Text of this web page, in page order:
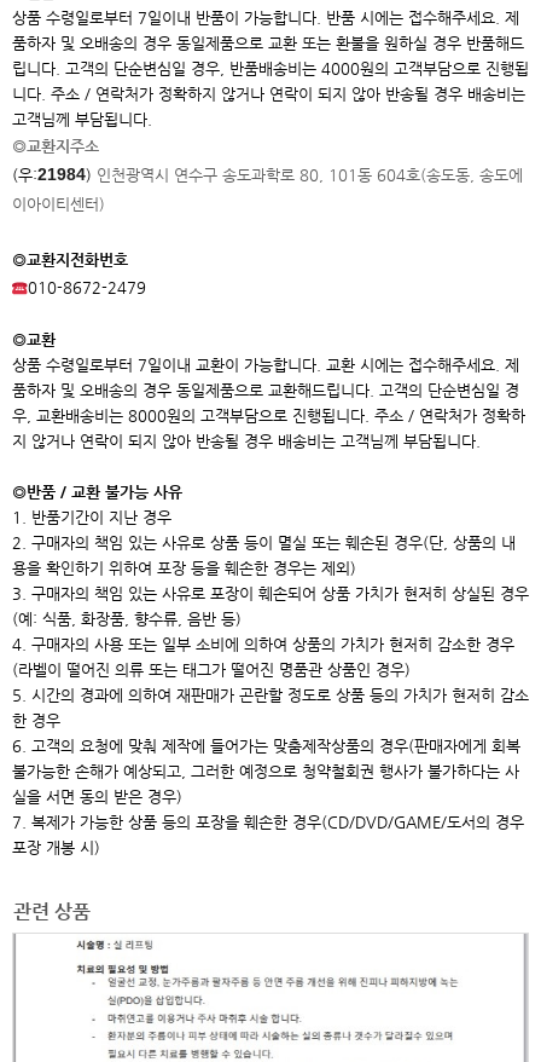
상품 수령일로부터 7일이내 반품이 가능합니다. 반품 시에는 접수해주세요. 제
품하자 및 오배송의 경우 동일제품으로 교환 또는 환불을 원하실 경우 반품해드
립니다. 고객의 단순변심일 경우, 반품배송비는 4000원의 고객부담으로 진행됩
니다. 주소 / 연락처가 정확하지 않거나 연락이 되지 않아 반송될 경우 배송비는
고객님께 부담됩니다.
◎교환지주소
(우:21984) 인천광역시 연수구 송도과학로 80, 101동 604호(송도동, 송도에
이아이 티센터)
◎교환지전화번호
010-8672-2479
◎교환
상품 수령일로부터 7일이내 교환이 가능합니다. 교환 시에는 접수해주세요. 제
품하자 및 오배송의 경우 동일제품으로 교환해드립니다. 고객의 단순변심일 경
우, 교환배송비는 8000원의 고객부담으로 진행됩니다. 주소 / 연락처가 정확하
지 않거나 연락이 되지 않아 반송될 경우 배송비는 고객님께 부담됩니다.
◎반품 / 교환 불가능 사유
1. 반품기간이 지난 경우
2. 구매자의 책임 있는 사유로 상품 등이 멸실 또는 훼손된 경우(단, 상품의 내
용을 확인하기 위하여 포장 등을 훼손한 경우는 제외)
3. 구매자의 책임 있는 사유로 포장이 훼손되어 상품 가치가 현저히 상실된 경우
(예: 식품, 화장품, 향수류, 음반 등)
4. 구매자의 사용 또는 일부 소비에 의하여 상품의 가치가 현저히 감소한 경우
(라벨이 떨어진 의류 또는 태그가 떨어진 명품관 상품인 경우)
5. 시간의 경과에 의하여 재판매가 곤란할 정도로 상품 등의 가치가 현저히 감소
한 경우
6. 고객의 요청에 맞춰 제작에 들어가는 맞춤제작상품의 경우(판매자에게 회복
불가능한 손해가 예상되고, 그러한 예정으로 청약철회권 행사가 불가하다는 사
실을 서면 동의 받은 경우)
7. 복제가 가능한 상품 등의 포장을 훼손한 경우(CD/DVD/GAME/도서의 경우
포장 개봉 시)
관련 상품